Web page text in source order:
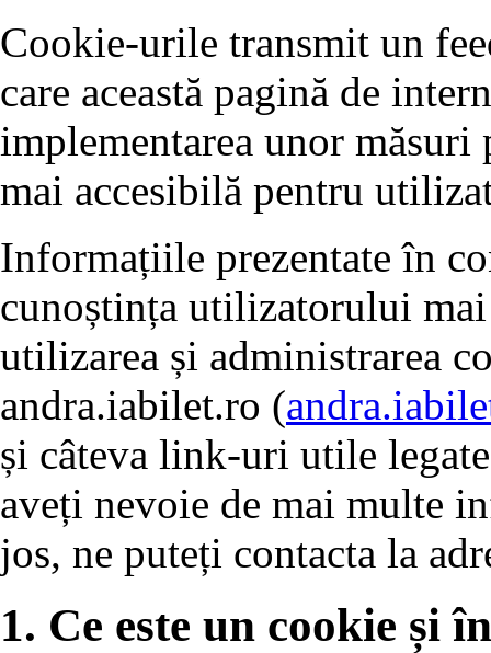
Cookie-urile transmit un
care această pagină de
implementarea unor
mai accesibilă pentru
Informațiile prezentate în
cunoștința utilizatorului
utilizarea și administrarea
andra.iabilet.ro (
și câteva link-uri utile
aveți nevoie de mai multe
jos, ne puteți contacta la
1. Ce este un cookie și